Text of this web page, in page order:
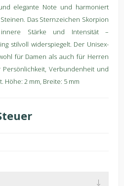
elegante Note und harmoniert
Das Sternzeichen Skorpion
Stärke und Intensität –
stilvoll widerspiegelt. Der Unisex-
für Damen als auch für Herren
Verbundenheit und
Höhe: 2 mm, Breite: 5 mm